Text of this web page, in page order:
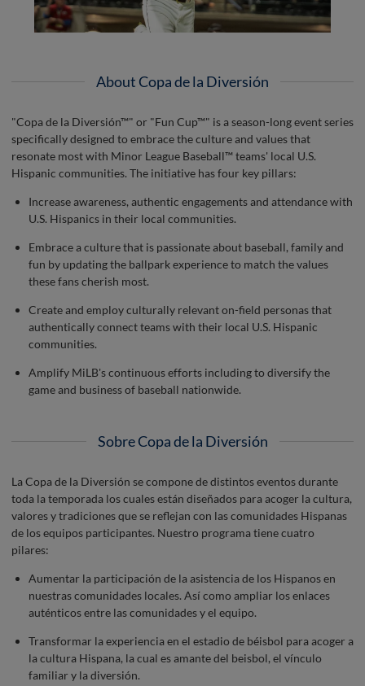
About Copa de la Diversión
"Copa de la Diversión™" or "Fun Cup™" is a season-long event series
specifically designed to embrace the culture and values that
resonate most with Minor League Baseball™ teams' local U.S.
Hispanic communities. The initiative has four key pillars:
Increase awareness, authentic engagements and attendance with
U.S. Hispanics in their local communities.
Embrace a culture that is passionate about baseball, family and
fun by updating the ballpark experience to match the values
these fans cherish most.
Create and employ culturally relevant on-field personas that
authentically connect teams with their local U.S. Hispanic
communities.
Amplify MiLB's continuous efforts including to diversify the
game and business of baseball nationwide.
Sobre Copa de la Diversión
La Copa de la Diversión se compone de distintos eventos durante
toda la temporada los cuales están diseñados para acoger la cultura,
valores y tradiciones que se reflejan con las comunidades Hispanas
de los equipos participantes. Nuestro programa tiene cuatro
pilares:
Aumentar la participación de la asistencia de los Hispanos en
nuestras comunidades locales. Así como ampliar los enlaces
auténticos entre las comunidades y el equipo.
Transformar la experiencia en el estadio de béisbol para acoger a
la cultura Hispana, la cual es amante del beisbol, el vínculo
familiar y la diversión.